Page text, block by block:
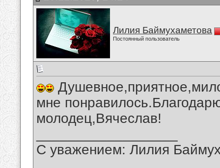
Лилия Баймухаметова
Постоянный пользователь
мне
молодец,Вячеслав!
С уважением: Лилия